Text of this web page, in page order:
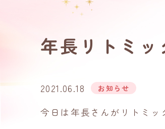
年長リトミッ
2021.06.18 お知らせ
今日は年長さんがリトミッ